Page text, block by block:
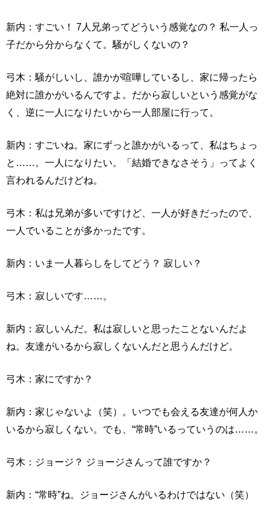
新内：すごい！ 7人兄弟ってどういう感覚なの？ 私一人っ
子だから分からなくて。騒がしくないの？
弓木：騒がしいし、誰かが喧嘩しているし、家に帰ったら
絶対に誰かがいるんですよ。だから寂しいという感覚がな
く、逆に一人になりたいから一人部屋に行って。
新内：すごいね。家にずっと誰かがいるって、私はちょっ
と……。一人になりたい。「結婚できなさそう」ってよく
言われるんだけどね。
弓木：私は兄弟が多いですけど、一人が好きだったので、
一人でいることが多かったです。
新内：いま一人暮らしをしてどう？ 寂しい？
弓木：寂しいです……。
新内：寂しいんだ。私は寂しいと思ったことないんだよ
ね。友達がいるから寂しくないんだと思うんだけど。
弓木：家にですか？
新内：家じゃないよ（笑）。いつでも会える友達が何人か
いるから寂しくない。でも、“常時”いるっていうのは……。
弓木：ジョージ？ ジョージさんって誰ですか？
新内：“常時”ね。ジョージさんがいるわけではない（笑）